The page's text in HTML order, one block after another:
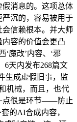
消息的。这项总体
严沉的，容易被用于
信赖根本。并大师
容的价值会更凸
魔改’内容、‘邪
6天内发布268篇文
生成虚假旧事，监
机械，而且，也代
点很是环节——防止
的AI合成内容，